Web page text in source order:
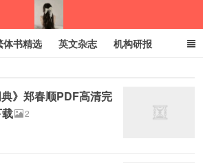
我的生活分享
体书精选 英文杂志 机构研报
典》郑春顺PDF高清完
2